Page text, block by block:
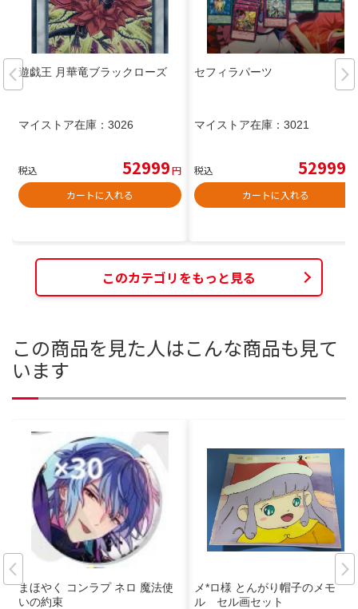
遊戯王 月華竜ブラックローズ
マイストア在庫： 3026
税込 52999円
カートに入れる
セフィラパーツ
マイストア在庫： 3021
税込 52999
カートに入れる
このカテゴリをもっと見る
この商品を見た人はこんな商品も見て
います
まほやく コンラプ ネロ 魔法使
いの約束
メ*ロ様 とんがり帽子のメモ
ル セル画セット